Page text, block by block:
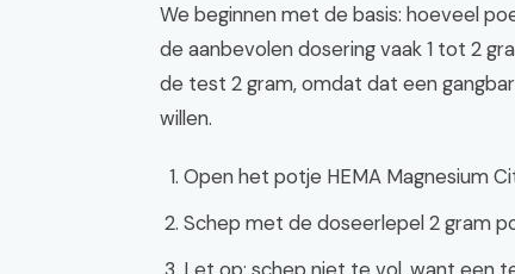
We beginnen met de basis: hoeveel
de aanbevolen dosering vaak 1 tot 2
de test 2 gram, omdat dat een
willen.
Open het potje HEMA Magnesium
Schep met de doseerlepel 2 gram